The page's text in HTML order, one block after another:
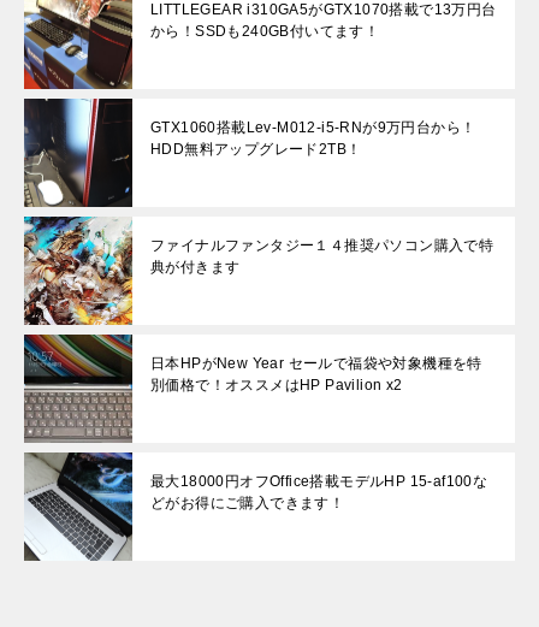
LITTLEGEAR i310GA5がGTX1070搭載で13万円台
から！SSDも240GB付いてます！
GTX1060搭載Lev-M012-i5-RNが9万円台から！
HDD無料アップグレード2TB！
ファイナルファンタジー１４推奨パソコン購入で特
典が付きます
日本HPがNew Year セールで福袋や対象機種を特
別価格で！オススメはHP Pavilion x2
最大18000円オフOffice搭載モデルHP 15-af100な
どがお得にご購入できます！